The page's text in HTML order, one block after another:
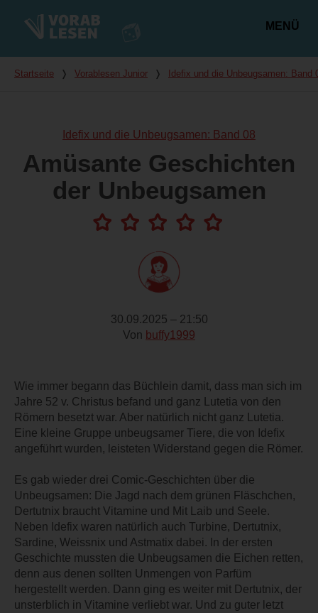
MENÜ
Du bist hier
Startseite ❭ Vorablesen Junior ❭ Idefix und die Unbeugsamen: Band
Idefix und die Unbeugsamen: Band 08
Amüsante Geschichten
der Unbeugsamen
30.09.2025 – 21:50
Von buffy1999
Wie immer begann das Büchlein damit, dass man sich im
Jahre 52 v. Christus befand und ganz Lutetia von den
Römern besetzt war. Aber natürlich nicht ganz Lutetia.
Eine kleine Gruppe unbeugsamer Tiere, die von Idefix
angeführt wurden, leisteten Widerstand gegen die Römer.
Es gab wieder drei Comic-Geschichten über die
Unbeugsamen: Die Jagd nach dem grünen Fläschchen,
Dertutnix braucht Vitamine und Mit Laib und Seele.
Neben Idefix waren natürlich auch Turbine, Dertutnix,
Sardine, Weissnix und Astmatix dabei. In der ersten
Geschichte mussten die Unbeugsamen die Eichen retten,
denn aus denen sollten Unmengen von Parfüm
hergestellt werden. Dann ging es weiter mit Dertutnix, der
unsterblich in Vitamine verliebt war. Und zu guter letzt